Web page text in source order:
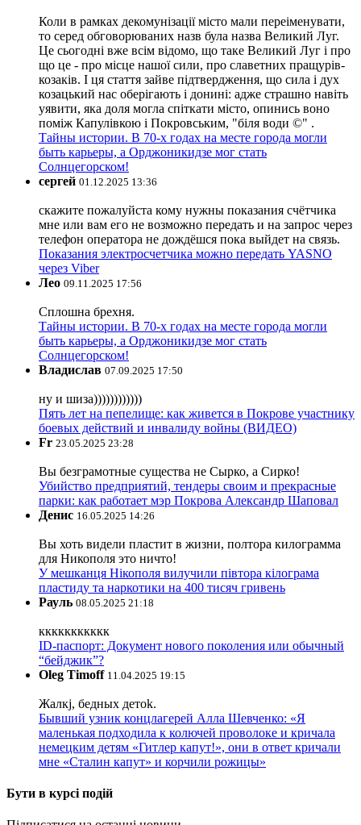
Коли в рамках декомунізації місто мали переіменувати,
то серед обговорюваних назв була назва Великий Луг.
Це сьогодні вже всім відомо, що таке Великий Луг і про
що це - про місце нашої сили, про славетних пращурів-
козаків. І ця стаття зайве підтвердження, що сила і дух
козацький нас оберігають і донині: адже страшно навіть
уявити, яка доля могла спіткати місто, опинись воно
поміж Капулівкою і Покровським, "біля води ©" .
Тайны истории. В 70-х годах на месте города могли
быть карьеры, а Орджоникидзе мог стать
Солнцегорском!
сергей 01.12.2025 13:36
скажите пожалуйста кому нужны показания счётчика
мне или вам его не возможно передать и на запрос через
телефон оператора не дождёшся пока выйдет на связь.
Показания электросчетчика можно передать YASNO
через Viber
Лео 09.11.2025 17:56
Сплошна брехня.
Тайны истории. В 70-х годах на месте города могли
быть карьеры, а Орджоникидзе мог стать
Солнцегорском!
Владислав 07.09.2025 17:50
ну и шиза))))))))))))
Пять лет на пепелище: как живется в Покрове участнику
боевых действий и инвалиду войны (ВИДЕО)
Fr 23.05.2025 23:28
Вы безграмотные существа не Сырко, а Сирко!
Убийство предприятий, тендеры своим и прекрасные
парки: как работает мэр Покрова Александр Шаповал
Денис 16.05.2025 14:26
Вы хоть видели пластит в жизни, полтора килограмма
для Никополя это ничто!
У мешканця Нікополя вилучили півтора кілограма
пластиду та наркотики на 400 тисяч гривень
Рауль 08.05.2025 21:18
ккккккккккк
ID-паспорт: Документ нового поколения или обычный
“бейджик”?
Oleg Timoff 11.04.2025 19:15
Жалкj, бедных детok.
Бывший узник концлагерей Алла Шевченко: «Я
маленькая подходила к колючей проволоке и кричала
немецким детям «Гитлер капут!», они в ответ кричали
мне «Сталин капут» и корчили рожицы»
Бути в курсі подій